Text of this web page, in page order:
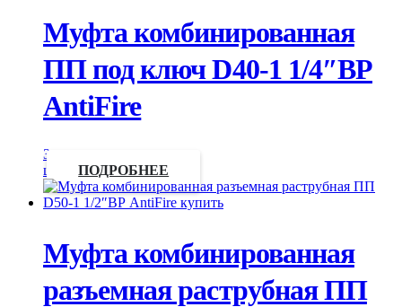
Муфта комбинированная
ПП под ключ D40-1 1/4″ВР
AntiFire
Запросить
цену
ПОДРОБНЕЕ
Муфта комбинированная
разъемная раструбная ПП